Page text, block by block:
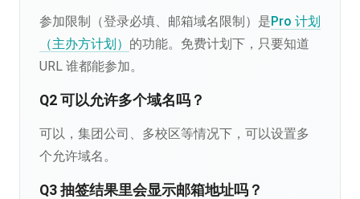
参加限制（登录必填、邮箱域名限制）是Pro 计划
（主办方计划） 的功能。免费计划下，只要知道
URL 谁都能参加。
Q2 可以允许多个域名吗？
可以，集团公司、多校区等情况下，可以设置多
个允许域名。
Q3 抽签结果里会显示邮箱地址吗？